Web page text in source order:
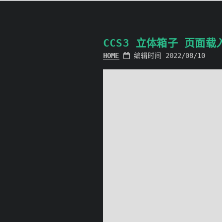
CCS3 立体箱子 页面载
HOME 编辑时间 2022/08/10